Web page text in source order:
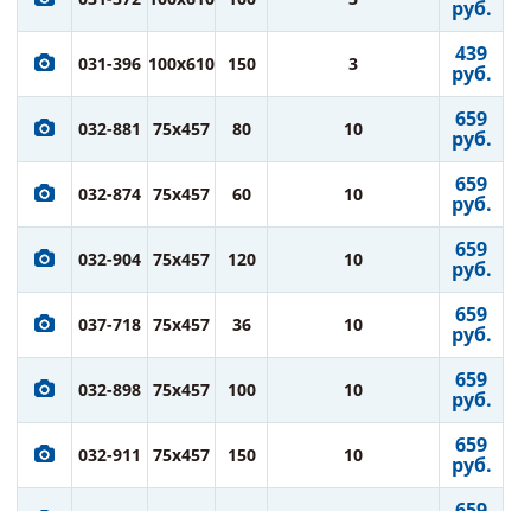
руб.
031-396 100x610 150 3 439
руб.
032-881 75x457 80 10 659
руб.
032-874 75x457 60 10 659
руб.
032-904 75x457 120 10 659
руб.
037-718 75x457 36 10 659
руб.
032-898 75x457 100 10 659
руб.
032-911 75x457 150 10 659
руб.